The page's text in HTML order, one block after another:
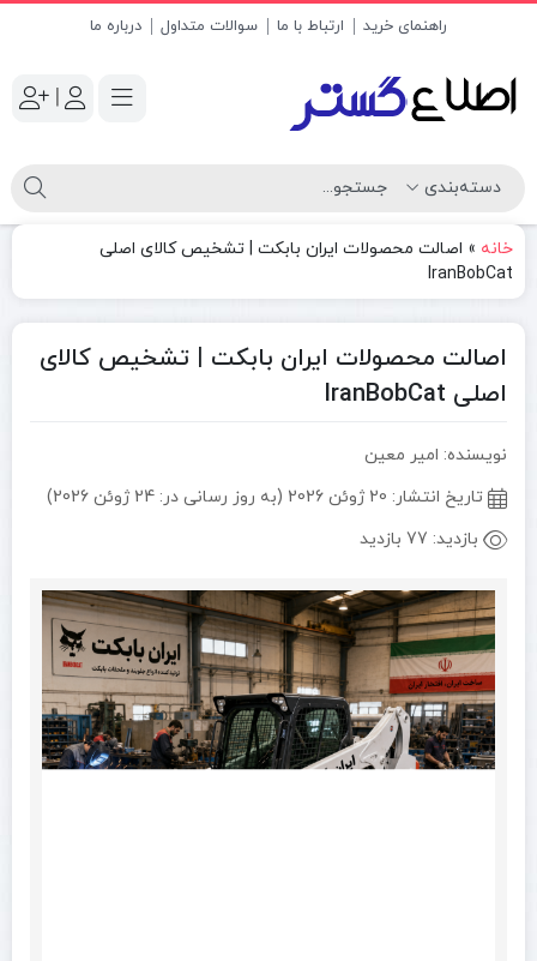
راهنمای خرید ارتباط با ما سوالات متداول درباره ما
|
خانه » اصالت محصولات ایران بابکت | تشخیص کالای اصلی
IranBobCat
اصالت محصولات ایران بابکت | تشخیص کالای
اصلی IranBobCat
نویسنده: امیر معین
تاریخ انتشار: 20 ژوئن 2026 (به روز رسانی در: 24 ژوئن 2026)
بازدید: 77 بازدید